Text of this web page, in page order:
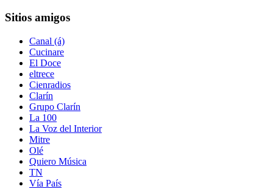
Sitios amigos
Canal (á)
Cucinare
El Doce
eltrece
Cienradios
Clarín
Grupo Clarín
La 100
La Voz del Interior
Mitre
Olé
Quiero Música
TN
Vía País